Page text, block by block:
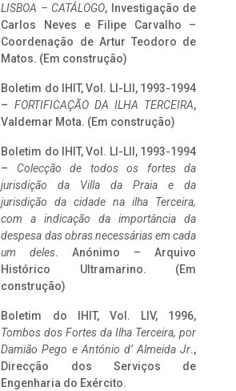
LISBOA – CATÁLOGO, Investigação de
Carlos Neves e Filipe Carvalho –
Coordenação de Artur Teodoro de
Matos. (Em construção)
Boletim do IHIT, Vol. LI-LII, 1993-1994
– FORTIFICAÇÃO DA ILHA TERCEIRA,
Valdemar Mota. (Em construção)
Boletim do IHIT, Vol. LI-LII, 1993-1994
– Colecção de todos os fortes da
jurisdição da Villa da Praia e da
jurisdição da cidade na ilha Terceira,
com a indicação da importância da
despesa das obras necessárias em cada
um deles. Anónimo – Arquivo
Histórico Ultramarino. (Em
construção)
Boletim do IHIT, Vol. LIV, 1996,
Tombos dos Fortes da Ilha Terceira, por
Damião Pego e António d’ Almeida Jr.,
Direcção dos Serviços de
Engenharia do Exército.